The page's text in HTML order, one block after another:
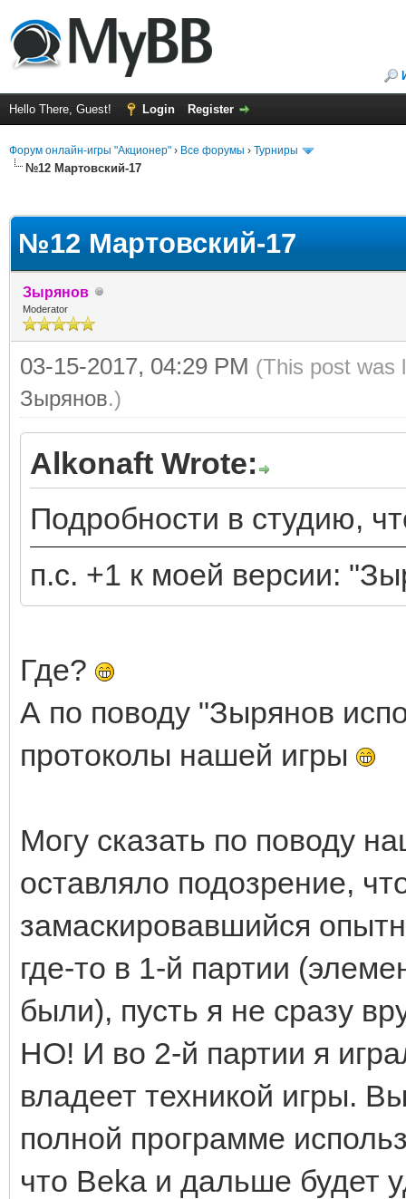
Hello There, Guest! Login Register
Форум онлайн-игры "Акционер" › Все форумы › Турниры
№12 Мартовский-17
№12 Мартовский-17
Зырянов
Moderator
03-15-2017, 04:29 PM (This post was
Зырянов.)
Alkonaft Wrote:
Подробности в студию,
п.с. +1 к моей версии:
Где?
А по поводу "Зырянов
протоколы нашей игры
Могу сказать по поводу
оставляло подозрение,
замаскировавшийся
где-то в 1-й партии
были), пусть я не сразу
НО! И во 2-й партии я
владеет техникой игры.
полной программе
что Beka и дальше будет